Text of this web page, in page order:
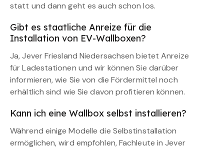
statt und dann geht es auch schon los.
Gibt es staatliche Anreize für die
Installation von EV-Wallboxen?
Ja, Jever Friesland Niedersachsen bietet Anreize
für Ladestationen und wir können Sie darüber
informieren, wie Sie von die Fördermittel noch
erhältlich sind wie Sie davon profitieren können.
Kann ich eine Wallbox selbst installieren?
Während einige Modelle die Selbstinstallation
ermöglichen, wird empfohlen, Fachleute in Jever